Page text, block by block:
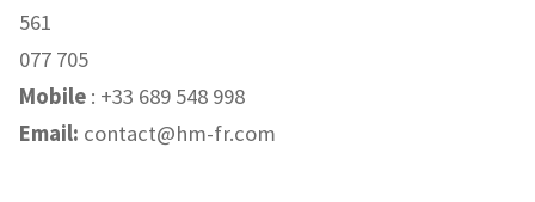
561
077 705
Mobile: +33 689 548 998
Email: contact@hm-fr.com